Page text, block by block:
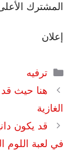
المشترك
إعلان
التصنيفات
ترفيه
هنا حيث قد
الغازية
قد يكون
في لعبة اللوم